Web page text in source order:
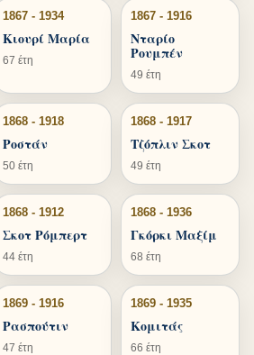
1867 - 1934
Κιουρί Μαρία
67 έτη
1867 - 1916
Νταρίο
Ρουμπέν
49 έτη
1868 - 1918
Ροστάν
50 έτη
1868 - 1917
Τζόπλιν Σκοτ
49 έτη
1868 - 1912
Σκοτ Ρόμπερτ
44 έτη
1868 - 1936
Γκόρκι Μαξίμ
68 έτη
1869 - 1916
Ρασπούτιν
47 έτη
1869 - 1935
Κομιτάς
66 έτη